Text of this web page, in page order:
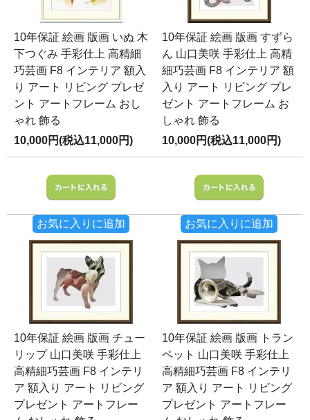
10年保証 絵画 版画 いぬ 木
下つぐみ 手彩仕上 高精細
巧芸画 F8 インテリア 額入
り アート リビング プレゼ
ント アートフレーム おし
ゃれ 飾る
10,000円(税込11,000円)
お気に入りに追加
10年保証 絵画 版画 すずら
ん 山口美咲 手彩仕上 高精
細巧芸画 F8 インテリア 額
入り アート リビング プレ
ゼント アートフレーム お
しゃれ 飾る
10,000円(税込11,000円)
お気に入りに追加
10年保証 絵画 版画 チュー
リップ 山口美咲 手彩仕上
高精細巧芸画 F8 インテリ
ア 額入り アート リビング
プレゼント アートフレー
10年保証 絵画 版画 トラン
ペット 山口美咲 手彩仕上
高精細巧芸画 F8 インテリ
ア 額入り アート リビング
プレゼント アートフレー